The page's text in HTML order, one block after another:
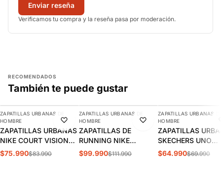
Enviar reseña
Verificamos tu compra y la reseña pasa por moderación.
RECOMENDADOS
También te puede gustar
-10%
AGREGAR
ZAPATILLAS URBANAS DE
HOMBRE
ZAPATILLAS URBANAS
NIKE COURT VISION
LOW HOMBRE |
$75.990$83.990
-11%
AGREGAR
ZAPATILLAS URBANAS DE
HOMBRE
ZAPATILLAS DE
RUNNING NIKE
INITIATOR HOMBRE |
$99.990$111.990
-7%
ZAPATILLAS URBANAS
HOMBRE
ZAPATILLAS
SKECHERS UNO
STAND HOMBRE |
$64.990$69.990